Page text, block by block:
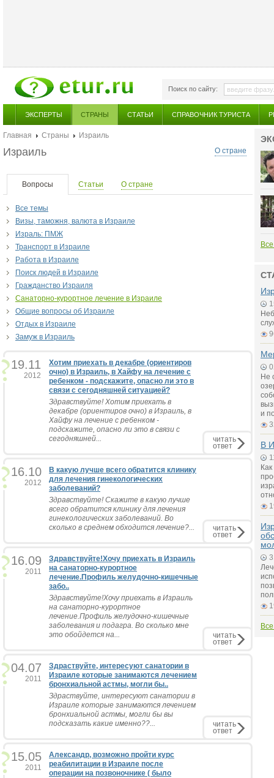
Поиск по сайту:
ЭКСПЕРТЫ СТРАНЫ СТАТЬИ СПРАВОЧНИК ТУРИСТА
Главная Страны
Израиль
О стране
Израиль
Вопросы Статьи О стране
Все темы
Визы, таможня, валюта в Израиле
Израль: ПМЖ
Транспорт в Израиле
Работа в Израиле
Поиск людей в Израиле
Гражданство Израиля
Санаторно-курортное лечение в Израиле
Общие вопросы об Израиле
Отдых в Израиле
Замуж в Израиль
19.11
2012
Хотим приехать в декабре (ориентиров
очно) в Израиль, в Хайфу на лечение с
ребенком - подскажите, опасно ли это в
связи с сегодняшней ситуацией?
Здравствуйте! Хотим приехать в
декабре (ориентиров очно) в Израиль, в
Хайфу на лечение с ребенком -
подскажите, опасно ли это в связи с
сегодняшней...
читать
ответ
16.10
2012
В какую лучше всего обратится клинику
для лечения гинекологических
заболеваний?
Здравствуйте! Скажите в какую лучше
всего обратится клинику для лечения
гинекологических заболеваний. Во
сколько в среднем обходится лечение?...
читать
ответ
16.09
2011
Здравствуйте!Хочу приехать в Израиль
на санаторно-курортное
лечение.Профиль желудочно-кишечные
забо..
Здравствуйте!Хочу приехать в Израиль
на санаторно-курортное
лечение.Профиль желудочно-кишечные
заболевания и подагра. Во сколько мне
это обойдется на...
читать
ответ
04.07
2011
Здраствуйте, интересуют санатории в
Израиле которые занимаются лечением
бронхиальной астмы, могли бы..
Здраствуйте, интересуют санатории в
Израиле которые занимаются лечением
бронхиальной астмы, могли бы вы
подсказать какие именно??...
читать
ответ
15.05
2011
Александр, возможно пройти курс
реабилитации в Израиле после
операции на позвоночнике ( было
Не
и
В